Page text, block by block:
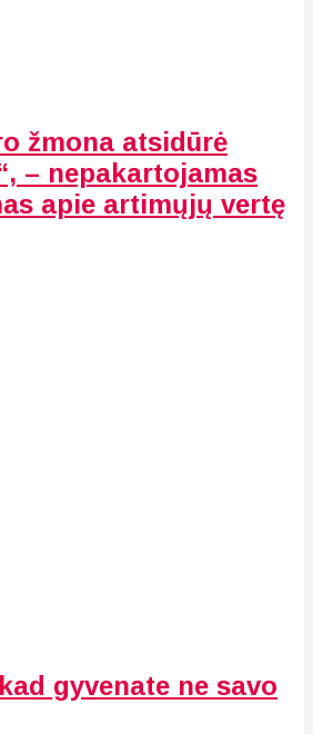
žmona atsidūrė
– nepakartojamas
apie artimųjų vertę
gyvenate ne savo